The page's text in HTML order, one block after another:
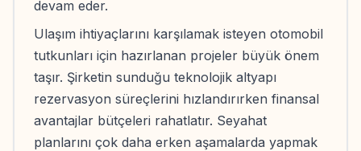
devam eder.
Ulaşım ihtiyaçlarını karşılamak isteyen otomobil
tutkunları için hazırlanan projeler büyük önem
taşır. Şirketin sunduğu teknolojik altyapı
rezervasyon süreçlerini hızlandırırken finansal
avantajlar bütçeleri rahatlatır. Seyahat
planlarını çok daha erken aşamalarda yapmak